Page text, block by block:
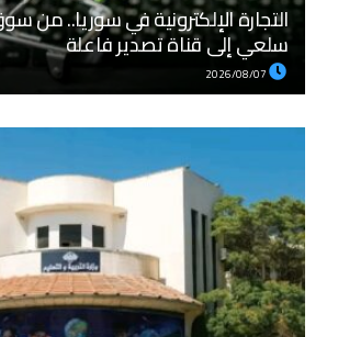
التجارة الإلكترونية في سوريا.. من
سلعي إلى قناة تصدير فاعلة